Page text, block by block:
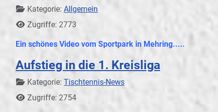
DetailsKategorie: Allgemein
Zugriffe: 2773
Ein schönes Video vom Sportpark in Mehring.....
Aufstieg in die 1. Kreisliga
DetailsKategorie: Tischtennis-News
Zugriffe: 2754